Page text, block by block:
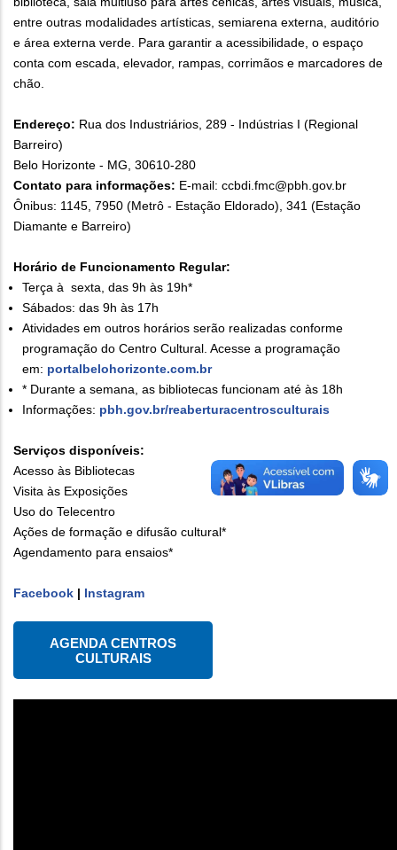
entre outras modalidades artísticas, semiarena externa, auditório
e área externa verde. Para garantir a acessibilidade, o espaço
conta com escada, elevador, rampas, corrimãos e marcadores de
chão.
Endereço: Rua dos Industriários, 289 - Indústrias I (Regional
Barreiro)
Belo Horizonte - MG, 30610-280
Contato para informações: E-mail: ccbdi.fmc@pbh.gov.br
Ônibus: 1145, 7950 (Metrô - Estação Eldorado), 341 (Estação
Diamante e Barreiro)
Horário de Funcionamento Regular:
Terça à sexta, das 9h às 19h*
Sábados: das 9h às 17h
Atividades em outros horários serão realizadas conforme
programação do Centro Cultural. Acesse a programação
em: portalbelohorizonte.com.br
* Durante a semana, as bibliotecas funcionam até às 18h
Informações: pbh.gov.br/reaberturacentrosculturais
Serviços disponíveis:
Acesso às Bibliotecas
Visita às Exposições
Uso do Telecentro
Ações de formação e difusão cultural*
Agendamento para ensaios*
Facebook | Instagram
AGENDA CENTROS
CULTURAIS